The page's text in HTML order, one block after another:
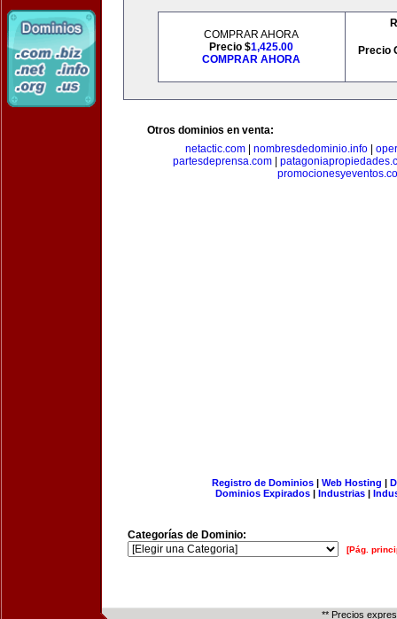
COMPRAR AHORA
Precio $1,425.00
COMPRAR AHORA
Precio
Otros dominios en venta:
netactic.com| nombresdedominio.info|
partesdeprensa.com|
Registro de Dominios| Web Hosting |
Dominios Expirados | Industrias |
Categorías de Dominio:
[Pág.
** Precios